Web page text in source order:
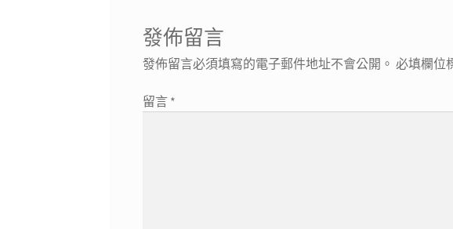
發佈留言
發佈留言必須填寫的電子郵件地址不會公開。 必填欄位
留言 *